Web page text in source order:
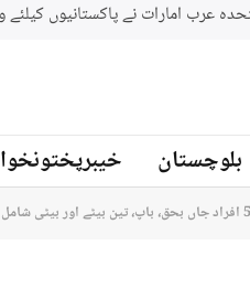
بلوچستان خیبرپختونخوا